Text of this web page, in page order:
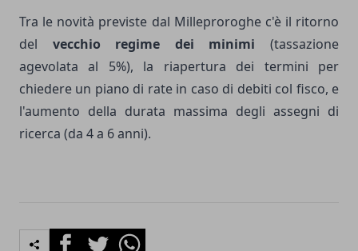
Tra le novità previste dal Milleproroghe c'è il ritorno
del vecchio regime dei minimi (tassazione
agevolata al 5%), la riapertura dei termini per
chiedere un piano di rate in caso di debiti col fisco, e
l'aumento della durata massima degli assegni di
ricerca (da 4 a 6 anni).
FacebookTwitterWhatsapp